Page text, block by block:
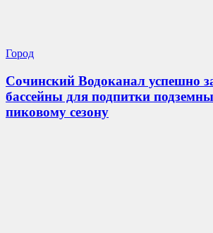
Город
Сочинский Водоканал успешно
бассейны для подпитки
пиковому сезону